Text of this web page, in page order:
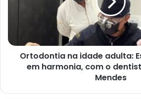
Ortodontia na idade adulta:
em harmonia, com o
Mendes